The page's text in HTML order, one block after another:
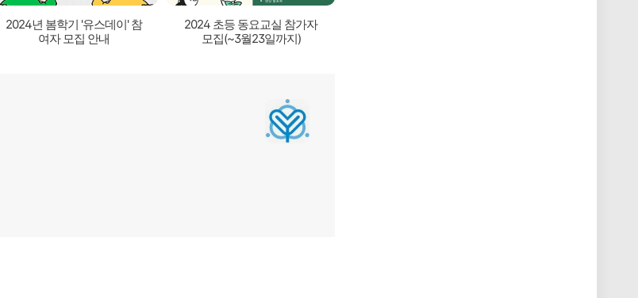
2024년 봄학기 '유스데이' 참
여자 모집 안내
2024 초등 동요교실 참가자
모집(~3월23일까지)